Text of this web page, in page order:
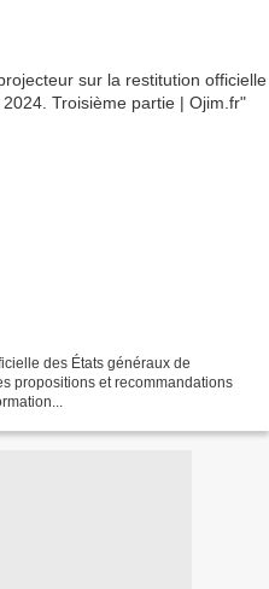
des États généraux de
propositions et recommandations